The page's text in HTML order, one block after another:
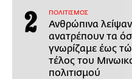
ΠΟΛΙΤΙΣΜΟΣ
Ανθρώπινα
ανατρέπουν τα
γνωρίζαμε έως
τέλος του
πολιτισμού